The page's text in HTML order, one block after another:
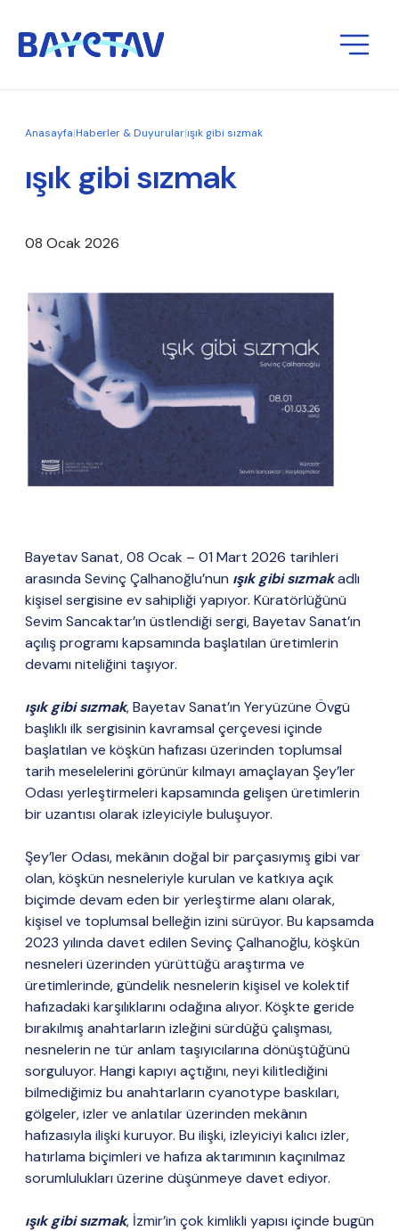
Anasayfa|Haberler & Duyurular|ışık gibi sızmak
ışık gibi sızmak
08 Ocak 2026
Bayetav Sanat, 08 Ocak – 01 Mart 2026 tarihleri
arasında Sevinç Çalhanoğlu’nun ışık gibi sızmakadlı
kişisel sergisine ev sahipliği yapıyor. Küratörlüğünü
Sevim Sancaktar’ın üstlendiği sergi, Bayetav Sanat’ın
açılış programı kapsamında başlatılan üretimlerin
devamı niteliğini taşıyor.
ışık gibi sızmak, Bayetav Sanat’ın Yeryüzüne Övgü
başlıklı ilk sergisinin kavramsal çerçevesi içinde
başlatılan ve köşkün hafızası üzerinden toplumsal
tarih meselelerini görünür kılmayı amaçlayan Şey’ler
Odası yerleştirmeleri kapsamında gelişen üretimlerin
bir uzantısı olarak izleyiciyle buluşuyor.
Şey’ler Odası, mekânın doğal bir parçasıymış gibi var
olan, köşkün nesneleriyle kurulan ve katkıya açık
biçimde devam eden bir yerleştirme alanı olarak,
kişisel ve toplumsal belleğin izini sürüyor. Bu kapsamda
2023 yılında davet edilen Sevinç Çalhanoğlu, köşkün
nesneleri üzerinden yürüttüğü araştırma ve
üretimlerinde, gündelik nesnelerin kişisel ve kolektif
hafızadaki karşılıklarını odağına alıyor. Köşkte geride
bırakılmış anahtarların izleğini sürdüğü çalışması,
nesnelerin ne tür anlam taşıyıcılarına dönüştüğünü
sorguluyor. Hangi kapıyı açtığını, neyi kilitlediğini
bilmediğimiz bu anahtarların cyanotype baskıları,
gölgeler, izler ve anlatılar üzerinden mekânın
hafızasıyla ilişki kuruyor. Bu ilişki, izleyiciyi kalıcı izler,
hatırlama biçimleri ve hafıza aktarımının kaçınılmaz
sorumlulukları üzerine düşünmeye davet ediyor.
ışık gibi sızmak, İzmir’in çok kimlikli yapısı içinde bugün